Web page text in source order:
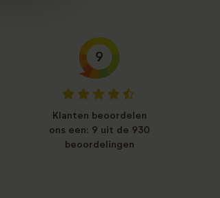
9
Klanten beoordelen
ons een: 9 uit de 930
beoordelingen